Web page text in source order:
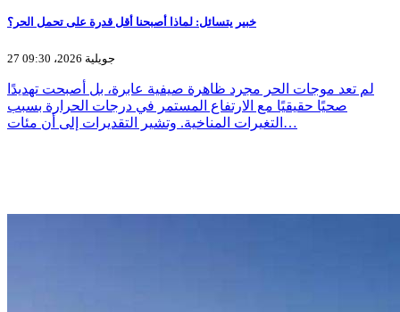
خبير يتسائل: لماذا أصبحنا أقل قدرة على تحمل الحر؟
27 جويلية 2026، 09:30
لم تعد موجات الحر مجرد ظاهرة صيفية عابرة، بل أصبحت تهديدًا
صحيًا حقيقيًا مع الارتفاع المستمر في درجات الحرارة بسبب
التغيرات المناخية. وتشير التقديرات إلى أن مئات…